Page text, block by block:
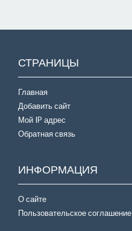
СТРАНИЦЫ
Главная
Добавить сайт
Мой IP адрес
Обратная связь
ИНФОРМАЦИЯ
О сайте
Пользовательское соглашение